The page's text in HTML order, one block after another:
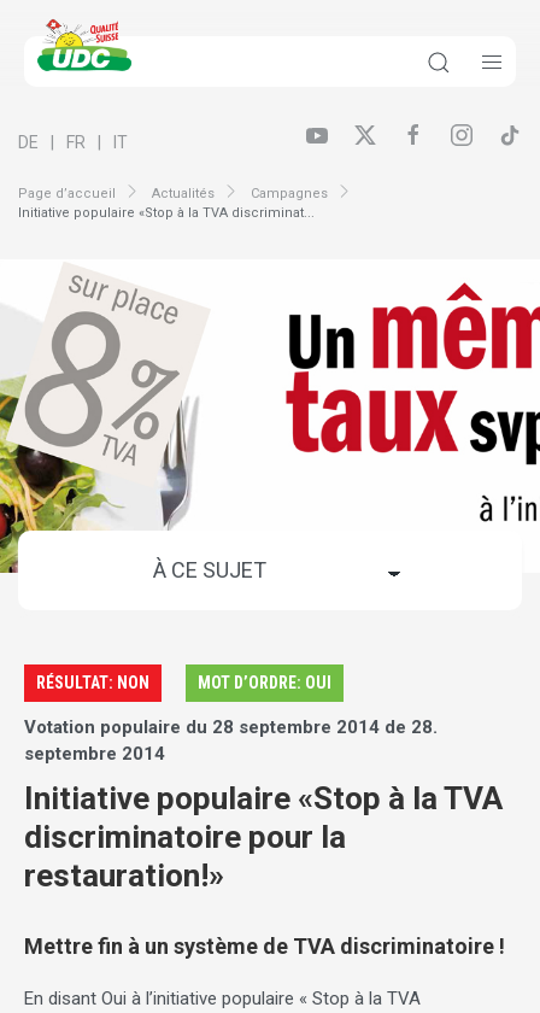
Page d’accueil Actualités
Campagnes
Initiative populaire «Stop à la TVA discriminat...
DE FR IT
RÉSULTAT: NON MOT D’ORDRE: OUI
Votation populaire du 28 septembre 2014 de 28.
septembre 2014
Initiative populaire «Stop à la TVA
discriminatoire pour la
restauration!»
Mettre fin à un système de TVA discriminatoire !
En disant Oui à l’initiative populaire « Stop à la TVA